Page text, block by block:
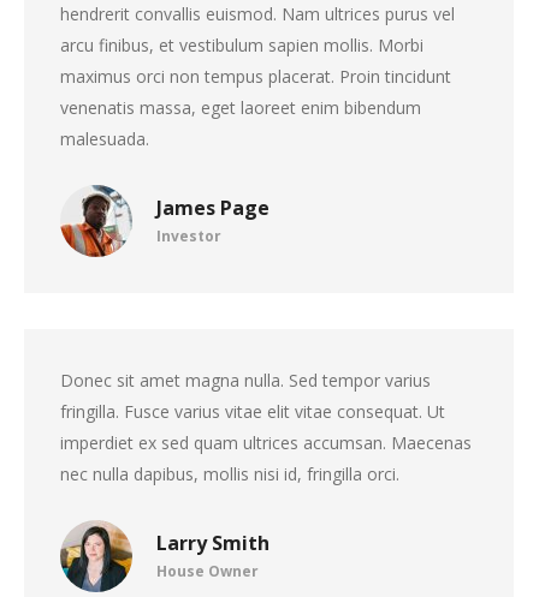
James Page
Investor
hendrerit convallis euismod. Nam ultrices purus vel
arcu finibus, et vestibulum sapien mollis. Morbi
maximus orci non tempus placerat. Proin tincidunt
venenatis massa, eget laoreet enim bibendum
malesuada.
Larry Smith
House Owner
Donec sit amet magna nulla. Sed tempor varius
fringilla. Fusce varius vitae elit vitae consequat. Ut
imperdiet ex sed quam ultrices accumsan. Maecenas
nec nulla dapibus, mollis nisi id, fringilla orci.